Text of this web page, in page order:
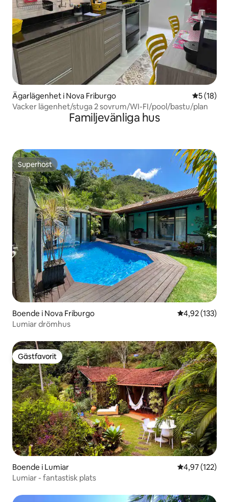
Ägarlägenhet i Nova Friburgo 5 av 5 i
5 (18)
Vacker lägenhet/stuga 2 sovrum/WI-FI/pool/bastu/plan
Familjevänliga hus
Superhost
Superhost
Boende i Nova Friburgo 4,92 av 5 i
4,92 (133)
Lumiar drömhus
Gästfavorit
Gästfavorit
Boende i Lumiar 4,97 av 5 i
4,97 (122)
Lumiar - fantastisk plats